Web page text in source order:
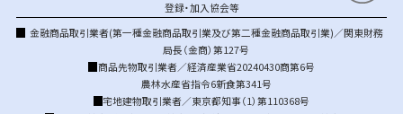
登録・加入協会等
金融商品取引業者(第一種金融商品取引業及び第二種金融商品取引業)／関東財務
局長（金商）第127号
商品先物取引業者／経済産業省20240430商第6号
農林水産省指令6新食第341号
宅地建物取引業者／東京都知事（1）第110368号